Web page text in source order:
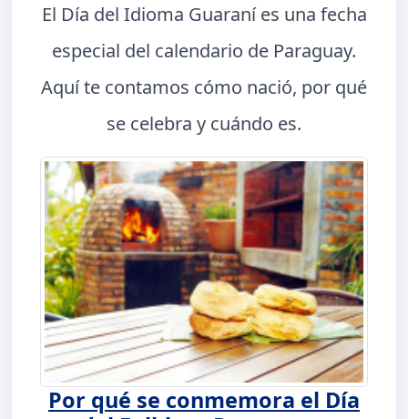
El Día del Idioma Guaraní es una fecha
especial del calendario de Paraguay.
Aquí te contamos cómo nació, por qué
se celebra y cuándo es.
Por qué se conmemora el Día